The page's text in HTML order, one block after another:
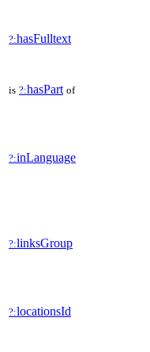
?:hasFulltext
is ?:hasPart of
?:inLanguage
?:linksGroup
?:locationsId